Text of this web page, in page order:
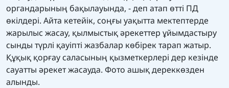
органдарының бақылауында, - деп атап өтті ПД
өкілдері. Айта кетейік, соңғы уақытта мектептерде
жарылыс жасау, қылмыстық әрекеттер ұйымдастыру
сынды түрлі қауіпті жазбалар көбірек тарап жатыр.
Құқық қорғау саласының қызметкерлері дер кезінде
сауатты әрекет жасауда. Фото ашық дереккөзден
алынды.